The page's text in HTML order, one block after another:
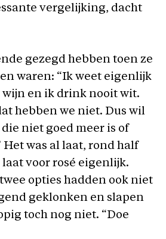
vergelijking, dacht
gezegd hebben toen ze
waren: “Ik weet eigenlijk
wijn en ik drink nooit wit.
hebben we niet. Dus wil
die niet goed meer is of
Het was al laat, rond half
laat voor rosé eigenlijk.
opties hadden ook niet
geklonken en slapen
toch nog niet. “Doe